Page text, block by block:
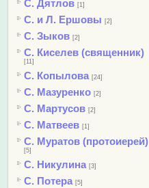
С. Дятлов [1]
С. и Л. Ершовы [2]
С. Зыков [2]
С. Киселев (священник)
[11]
С. Копылова [24]
С. Мазуренко [2]
С. Мартусов [2]
С. Матвеев [1]
С. Муратов (протоиерей)
[5]
С. Никулина [3]
С. Потера [5]